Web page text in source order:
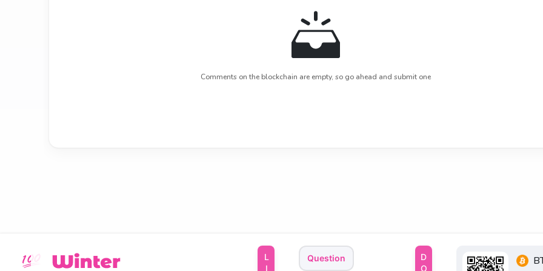
Comments on the blockchain are empty, so go ahead and submit one
Question